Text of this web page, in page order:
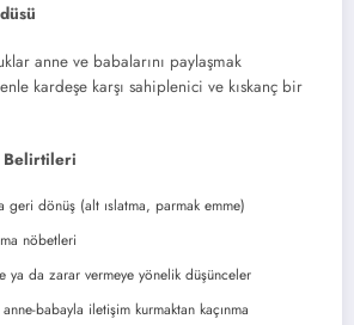
anne ve babalarını paylaşmak
kardeşe karşı sahiplenici ve kıskanç bir
Belirtileri
geri dönüş (alt ıslatma, parmak emme)
nöbetleri
ya da zarar vermeye yönelik düşünceler
babayla iletişim kurmaktan kaçınma